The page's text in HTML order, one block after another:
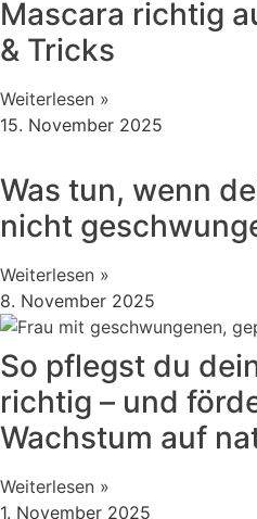
Mascara richtig
& Tricks
Weiterlesen »
15. November 2025
Was tun, wenn
nicht
Weiterlesen »
8. November 2025
So pflegst du
richtig – und
Wachstum auf
Weiterlesen »
1. November 2025